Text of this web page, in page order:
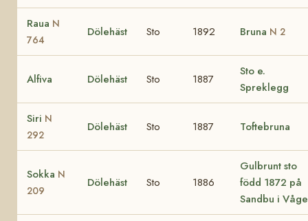
Raua N
764
Dölehäst Sto 1892 Bruna N 2
Alfiva Dölehäst Sto 1887
Sto e.
Spreklegg
Siri N
292
Dölehäst Sto 1887 Toftebruna
Sokka N
209
Dölehäst Sto 1886
Gulbrunt sto
född 1872 på
Sandbu i Våge